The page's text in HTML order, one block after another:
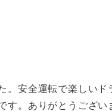
安全運転で楽しい
。ありがとうござい